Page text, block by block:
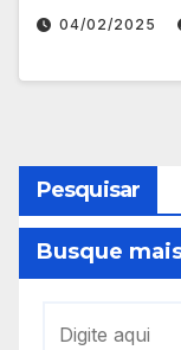
04/02/2025
Pesquisar
Busque